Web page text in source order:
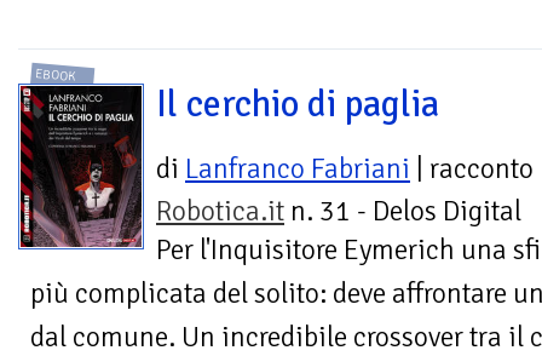
EBOOK
Il cerchio di paglia
di Lanfranco Fabriani | racconto
Robotica.it n. 31 - Delos Digital
Per l'Inquisitore Eymerich una
più complicata del solito: deve affrontare
dal comune. Un incredibile crossover tra il